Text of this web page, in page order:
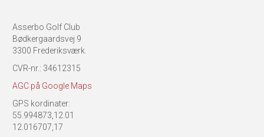
Asserbo Golf Club
Bødkergaardsvej 9
3300 Frederiksværk.
CVR-nr.: 34612315
AGC på Google Maps
GPS kordinater:
55.994873,12.01
12.016707,17